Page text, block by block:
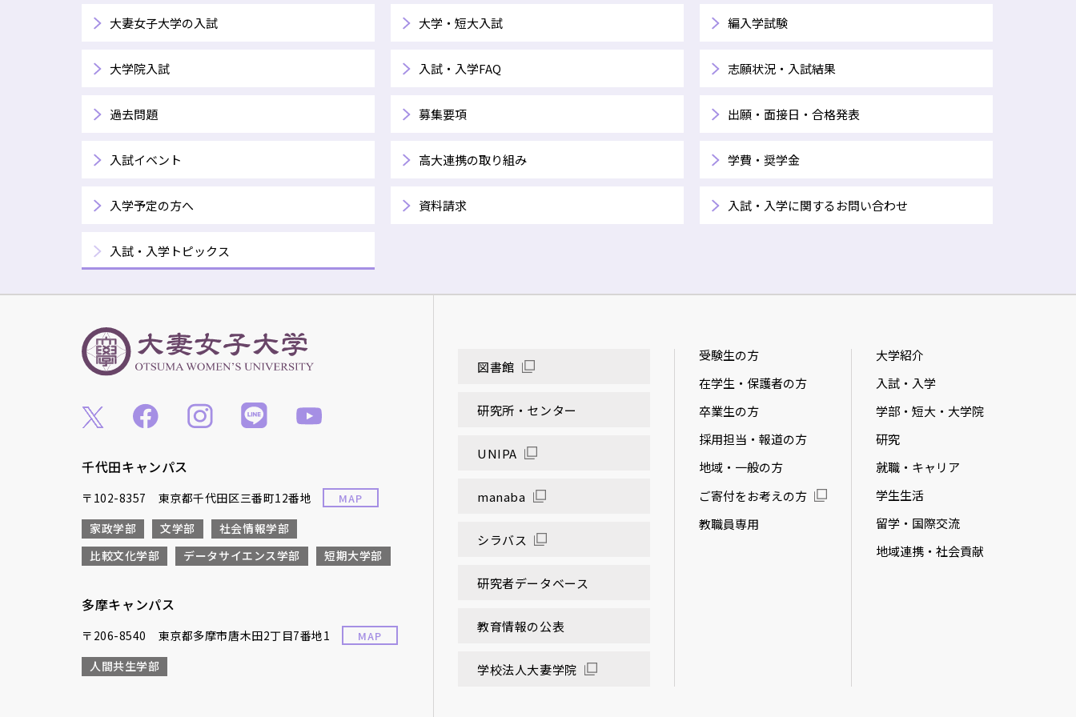
大妻女子大学の入試 大学・短大入試 編入学試験
大学院入試 入試・入学FAQ 志願状況・入試結果
過去問題 募集要項 出願・面接日・合格発表
入試イベント 高大連携の取り組み 学費・奨学金
入学予定の方へ 資料請求 入試・入学に関するお問い合わせ
入試・入学トピックス
千代田キャンパス
〒102-8357 東京都千代田区三番町12番地 MAP
家政学部 文学部
社会情報学部
比較文化学部
データサイエンス学部 短期大学部
多摩キャンパス
〒206-8540 東京都多摩市唐木田2丁目7番地1 MAP
人間共生学部
図書館
研究所・センター
UNIPA
manaba
シラバス
研究者データベース
教育情報の公表
学校法人大妻学院
受験生の方
在学生・保護者の方
卒業生の方
採用担当・報道の方
地域・一般の方
ご寄付をお考えの方
教職員専用
大学紹介
入試・入学
学部・短大・大学院
研究
就職・キャリア
学生生活
留学・国際交流
地域連携・社会貢献